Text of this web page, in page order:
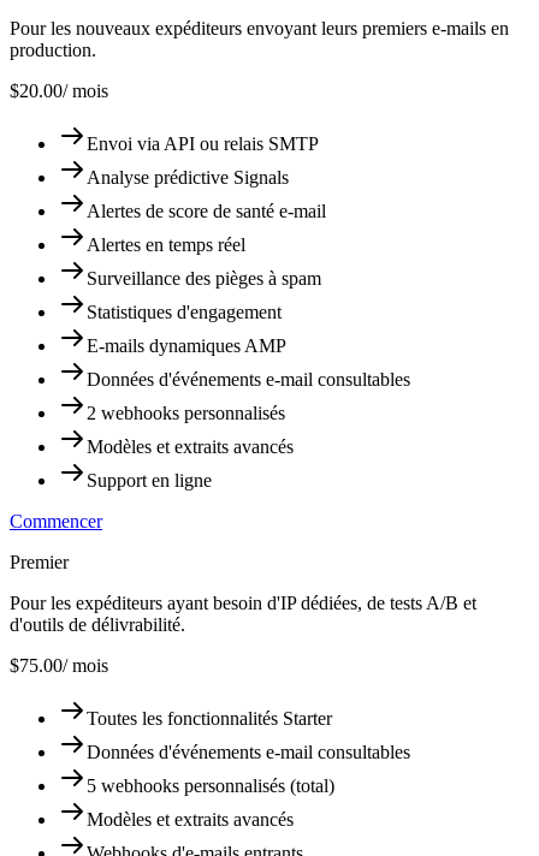
Pour les nouveaux expéditeurs envoyant leurs premiers e-mails en
production.
$20.00/ mois
Envoi via API ou relais SMTP
Analyse prédictive Signals
Alertes de score de santé e-mail
Alertes en temps réel
Surveillance des pièges à spam
Statistiques d'engagement
E-mails dynamiques AMP
Données d'événements e-mail consultables
2 webhooks personnalisés
Modèles et extraits avancés
Support en ligne
Commencer
Premier
Pour les expéditeurs ayant besoin d'IP dédiées, de tests A/B et
d'outils de délivrabilité.
$75.00/ mois
Toutes les fonctionnalités Starter
Données d'événements e-mail consultables
5 webhooks personnalisés (total)
Modèles et extraits avancés